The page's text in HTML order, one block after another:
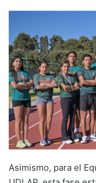
Asimismo, para el